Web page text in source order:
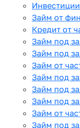
Займ от
Кредит от
Займ под
Займ под
Займ от
Займ под
Займ под
Займ под
Займ от
Займ под